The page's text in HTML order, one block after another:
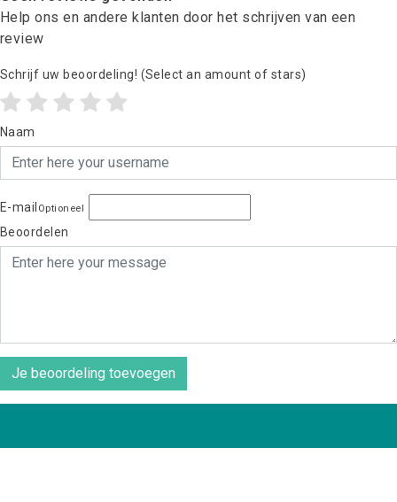
Help ons en andere klanten door het schrijven van een
review
Schrijf uw beoordeling! (Select an amount of stars)
Naam
E-mail Optioneel
Beoordelen
Je beoordeling toevoegen